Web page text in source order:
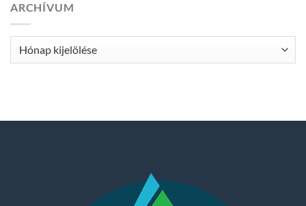
ARCHÍVUM
Archívum